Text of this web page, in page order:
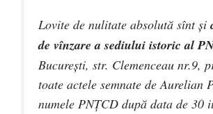
Lovite de nulitate absolută sînt şi
de vînzare a sediului istoric al
Bucureşti, str. Clemenceau nr.9,
toate actele semnate de Aurelian
numele PNŢCD după data de 30